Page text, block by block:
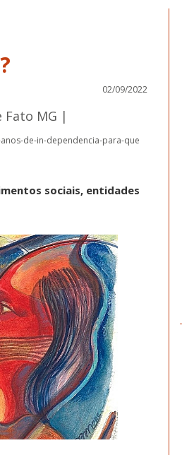
02/09/2022
MG |
de-in-dependencia-para-que
sociais, entidades